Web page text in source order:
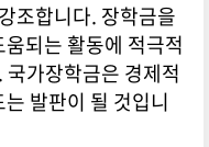
조합니다. 장학금을
되는 활동에 적극적
가장학금은 경제적
발판이 될 것입니